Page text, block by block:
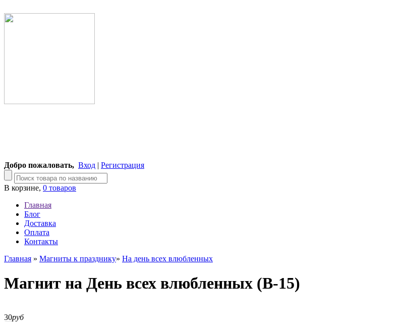
Добро пожаловать, Вход | Регистрация
В корзине, 0 товаров
Главная
Блог
Доставка
Оплата
Контакты
Главная » Магниты к празднику» На день всех влюбленных
Магнит на День всех влюбленных (В-15)
30руб